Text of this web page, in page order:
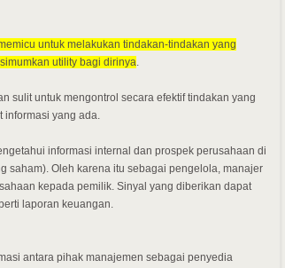
untuk melakukan tindakan-tindakan yang
utility bagi dirinya.
sulit untuk mengontrol secara efektif tindakan yang
informasi yang ada.
informasi internal dan prospek perusahaan di
saham). Oleh karena itu sebagai pengelola, manajer
kepada pemilik. Sinyal yang diberikan dapat
laporan keuangan.
antara pihak manajemen sebagai penyedia